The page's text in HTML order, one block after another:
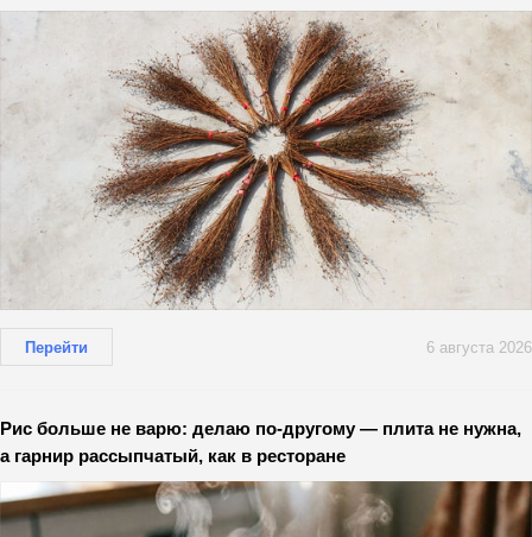
Перейти 6 августа 2026
Рис больше не варю: делаю по-другому — плита не нужна,
а гарнир рассыпчатый, как в ресторане